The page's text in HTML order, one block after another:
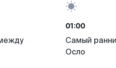
01:00
Самый
Осло